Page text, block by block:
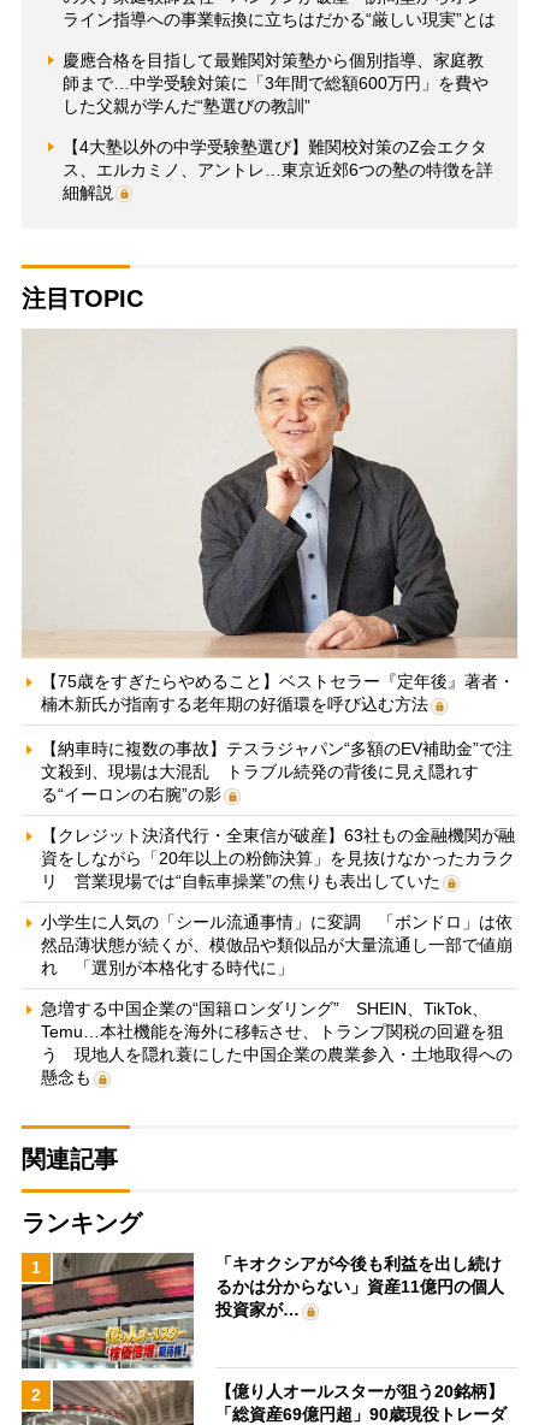
ライン指導への事業転換に立ちはだかる“厳しい現実”とは
慶應合格を目指して最難関対策塾から個別指導、家庭教
師まで…中学受験対策に「3年間で総額600万円」を費や
した父親が学んだ“塾選びの教訓”
【4大塾以外の中学受験塾選び】難関校対策のZ会エクタ
ス、エルカミノ、アントレ…東京近郊6つの塾の特徴を詳
細解説
注目TOPIC
【75歳をすぎたらやめること】ベストセラー『定年後』著者・
楠木新氏が指南する老年期の好循環を呼び込む方法
【納車時に複数の事故】テスラジャパン“多額のEV補助金”で注
文殺到、現場は大混乱 トラブル続発の背後に見え隠れす
る“イーロンの右腕”の影
【クレジット決済代行・全東信が破産】63社もの金融機関が融
資をしながら「20年以上の粉飾決算」を見抜けなかったカラク
リ 営業現場では“自転車操業”の焦りも表出していた
小学生に人気の「シール流通事情」に変調 「ボンドロ」は依
然品薄状態が続くが、模倣品や類似品が大量流通し一部で値崩
れ 「選別が本格化する時代に」
急増する中国企業の“国籍ロンダリング” SHEIN、TikTok、
Temu…本社機能を海外に移転させ、トランプ関税の回避を狙
う 現地人を隠れ蓑にした中国企業の農業参入・土地取得への
懸念も
関連記事
ランキング
1
「キオクシアが今後も利益を出し続け
るかは分からない」資産11億円の個人
投資家が…
2
【億り人オールスターが狙う20銘柄】
「総資産69億円超」90歳現役トレーダ